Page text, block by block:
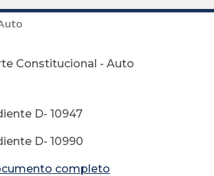
Constitucional - Auto
D- 10947
D- 10990
completo